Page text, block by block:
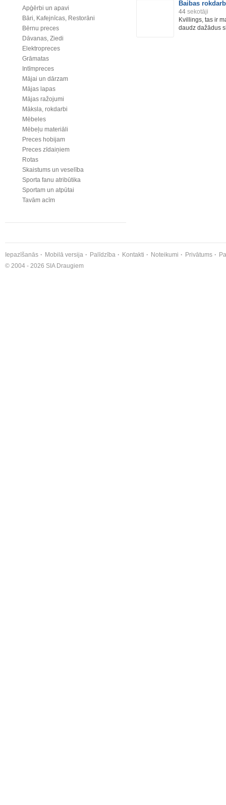
Apģērbi un apavi
Bāri, Kafejnīcas, Restorāni
Bērnu preces
Dāvanas, Ziedi
Elektropreces
Grāmatas
Intīmpreces
Mājai un dārzam
Mājas lapas
Mājas ražojumi
Māksla, rokdarbi
Mēbeles
Mēbeļu materiāli
Preces hobijam
Preces zīdaiņiem
Rotas
Skaistums un veselība
Sporta fanu atribūtika
Sportam un atpūtai
Tavām acīm
Baibas
44 sekotāji
Kvillings, tas ir
daudz dažādus
Iepazīšanās Mobilā versija Palīdzība Kontakti Noteikumi Privātums
© 2004 - 2026 SIA Draugiem